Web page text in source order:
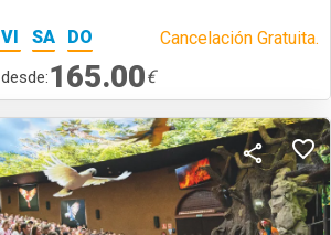
VI SA DO Cancelación Gratuita.
desde:165.00€